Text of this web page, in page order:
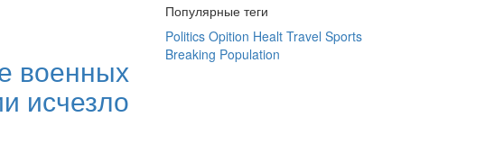
военных
исчезло
Популярные теги
Politics Opition Healt Travel Sports
Breaking Population